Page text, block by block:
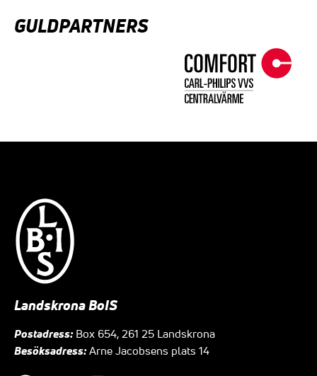
GULDPARTNERS
Landskrona BoIS
Postadress: Box 654, 261 25 Landskrona
Besöksadress: Arne Jacobsens plats 14